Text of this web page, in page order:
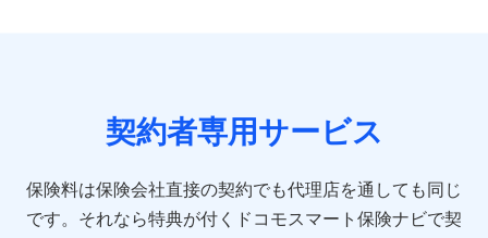
険契約に関する情報。例として、保険契約者及び被保険
者の氏名、住所、生年月日、性別、保険契約者と被保険
報、建物の構造や築年数などの情報、ペットの種類や年
齢などの情報などが含まれます。
契約者専用サービス
保険料は保険会社直接の契約でも代理店を通しても同じ
です。 それなら特典が付くドコモスマート保険ナビで契